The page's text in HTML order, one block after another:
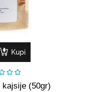
Kupi
(50gr)